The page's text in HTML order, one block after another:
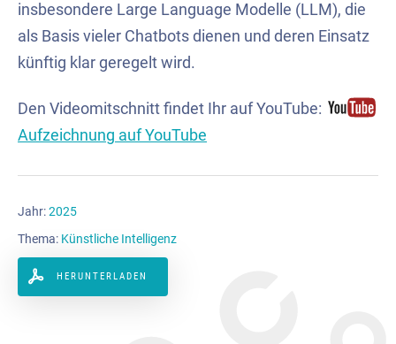
insbesondere Large Language Modelle (LLM), die
als Basis vieler Chatbots dienen und deren Einsatz
künftig klar geregelt wird.
Den Videomitschnitt findet Ihr auf YouTube:
Aufzeichnung auf YouTube
Jahr:2025
Thema: Künstliche Intelligenz
HERUNTERLADEN